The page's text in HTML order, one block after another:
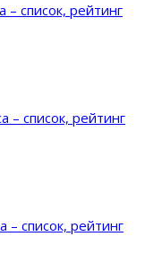
– список, рейтинг
– список, рейтинг
– список, рейтинг